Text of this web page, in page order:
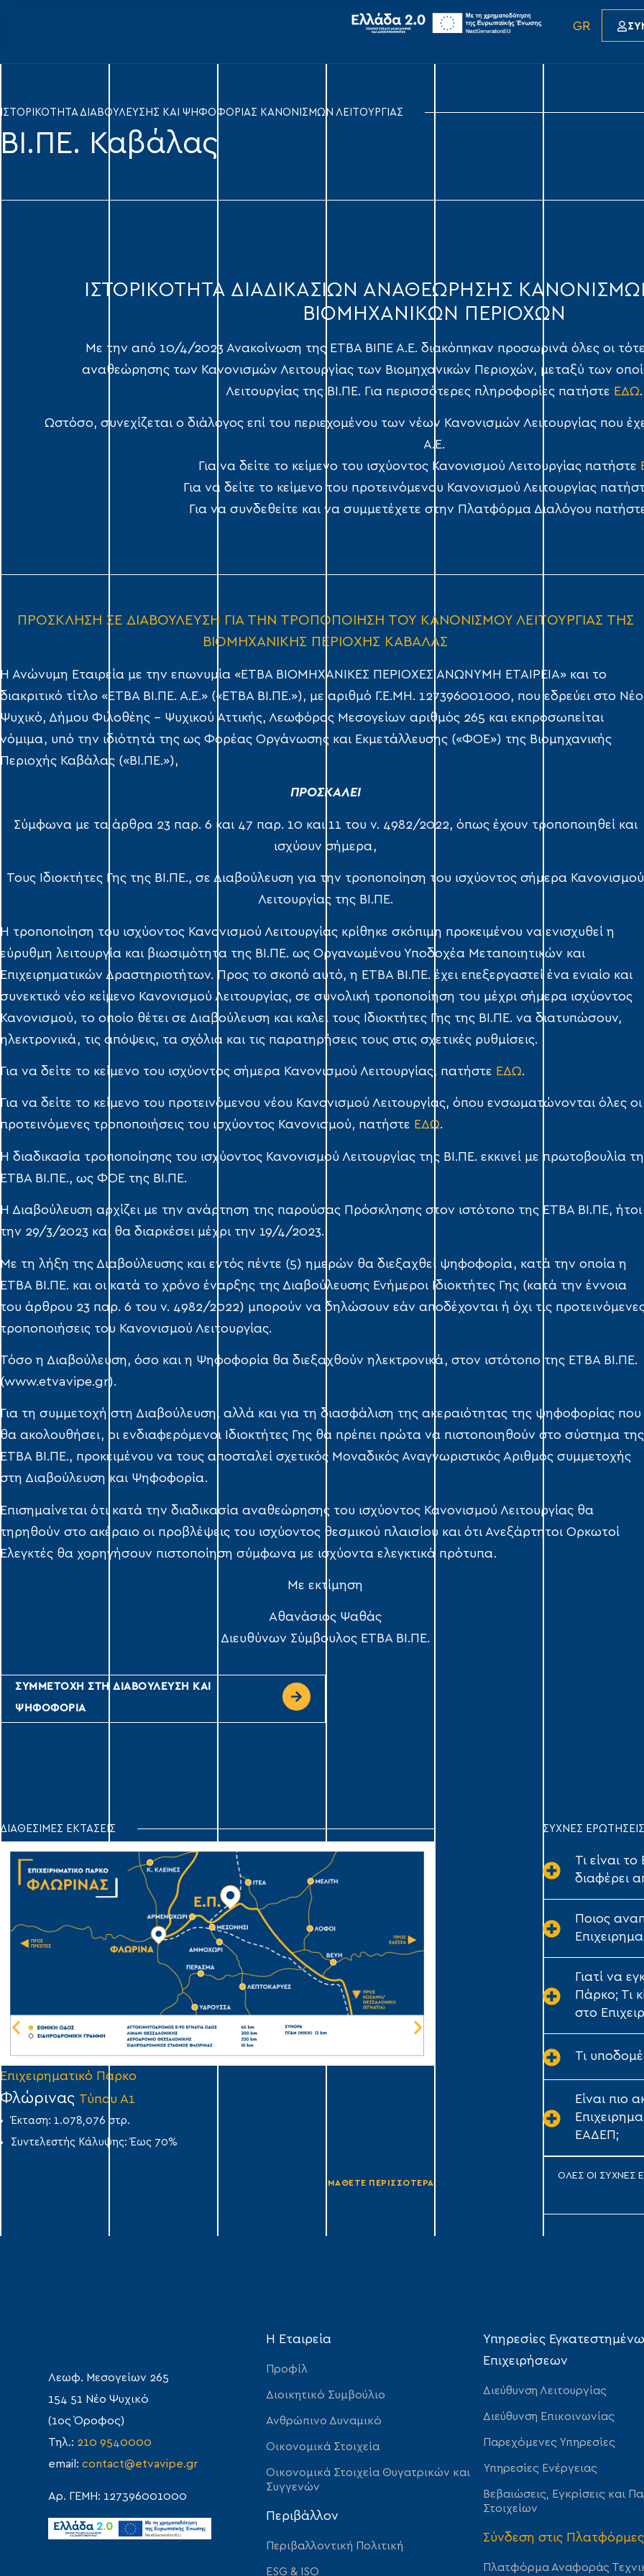
GR
ΙΣΤΟΡΙΚΟΤΗΤΑ ΔΙΑΒΟΥΛΕΥΣΗΣ ΚΑΙ ΨΗΦΟΦΟΡΙΑΣ ΚΑΝΟΝΙΣΜΩΝ ΛΕΙΤΟΥΡΓΙΑΣ
ΒΙ.ΠΕ. Καβάλας
ΙΣΤΟΡΙΚOTHTA ΔΙΑΔΙΚΑΣΙΩΝ ΑΝΑΘΕΩΡΗΣΗΣ
ΒΙΟΜΗΧΑΝΙΚΩΝ ΠΕΡΙΟΧΩΝ
Με την από 10/4/2023 Ανακοίνωση της ΕΤΒΑ ΒΙΠΕ Α.Ε. διακόπηκαν προσωρινά όλες οι τότε
αναθεώρησης των Κανονισμών Λειτουργίας των Βιομηχανικών Περιοχών, μεταξύ των
Λειτουργίας της ΒΙ.ΠΕ. Για περισσότερες πληροφορίες πατήστε ΕΔΩ.
Ωστόσο, συνεχίζεται ο διάλογος επί του περιεχομένου των νέων Κανονισμών Λειτουργίας που
Α.Ε.
Για να δείτε το κείμενο του ισχύοντος Κανονισμού Λειτουργίας πατήστε
Για να δείτε το κείμενο του προτεινόμενου Κανονισμού Λειτουργίας
Για να συνδεθείτε και να συμμετέχετε στην Πλατφόρμα Διαλόγου
ΠΡΟΣΚΛΗΣΗ ΣΕ ΔΙΑΒΟΥΛΕΥΣΗ ΓΙΑ ΤΗΝ ΤΡΟΠΟΠΟΙΗΣΗ ΤΟΥ ΚΑΝΟΝΙΣΜΟΥ ΛΕΙΤΟΥΡΓΙΑΣ ΤΗΣ
ΒΙΟΜΗΧΑΝΙΚΗΣ ΠΕΡΙΟΧΗΣ ΚΑΒΑΛΑΣ
Η Ανώνυμη Εταιρεία με την επωνυμία «ΕΤΒΑ ΒΙΟΜΗΧΑΝΙΚΕΣ ΠΕΡΙΟΧΕΣ ΑΝΩΝΥΜΗ ΕΤΑΙΡΕΙΑ» και το
διακριτικό τίτλο «ΕΤΒΑ ΒΙ.ΠΕ. Α.Ε.» («ΕΤΒΑ ΒΙ.ΠΕ.»), με αριθμό Γ.Ε.ΜΗ. 127396001000, που εδρεύει στο Νέο
Ψυχικό, Δήμου Φιλοθέης – Ψυχικού Αττικής, Λεωφόρος Μεσογείων αριθμός 265 και εκπροσωπείται
νόμιμα, υπό την ιδιότητά της ως Φορέας Οργάνωσης και Εκμετάλλευσης («ΦΟΕ») της Βιομηχανικής
Περιοχής Καβάλας («ΒΙ.ΠΕ.»),
ΠΡΟΣΚΑΛΕΙ
Σύμφωνα με τα άρθρα 23 παρ. 6 και 47 παρ. 10 και 11 του ν. 4982/2022, όπως έχουν τροποποιηθεί και
ισχύουν σήμερα,
Τους Ιδιοκτήτες Γης της ΒΙ.ΠΕ., σε Διαβούλευση για την τροποποίηση του ισχύοντος σήμερα Κανονισμού
Λειτουργίας της ΒΙ.ΠΕ.
Η τροποποίηση του ισχύοντος Κανονισμού Λειτουργίας κρίθηκε σκόπιμη προκειμένου να ενισχυθεί η
εύρυθμη λειτουργία και βιωσιμότητα της ΒΙ.ΠΕ. ως Οργανωμένου Υποδοχέα Μεταποιητικών και
Επιχειρηματικών Δραστηριοτήτων. Προς το σκοπό αυτό, η ΕΤΒΑ ΒΙ.ΠΕ. έχει επεξεργαστεί ένα ενιαίο και
συνεκτικό νέο κείμενο Κανονισμού Λειτουργίας, σε συνολική τροποποίηση του μέχρι σήμερα ισχύοντος
Κανονισμού, το οποίο θέτει σε Διαβούλευση και καλεί τους Ιδιοκτήτες Γης της ΒΙ.ΠΕ. να διατυπώσουν,
ηλεκτρονικά, τις απόψεις, τα σχόλια και τις παρατηρήσεις τους στις σχετικές ρυθμίσεις.
Για να δείτε το κείμενο του ισχύοντος σήμερα Κανονισμού Λειτουργίας, πατήστε ΕΔΩ.
Για να δείτε το κείμενο του προτεινόμενου νέου Κανονισμού Λειτουργίας, όπου ενσωματώνονται όλες οι
προτεινόμενες τροποποιήσεις του ισχύοντος Κανονισμού, πατήστε ΕΔΩ.
Η διαδικασία τροποποίησης του ισχύοντος Κανονισμού Λειτουργίας της ΒΙ.ΠΕ. εκκινεί με πρωτοβουλία
ΕΤΒΑ ΒΙ.ΠΕ., ως ΦΟΕ της ΒΙ.ΠΕ.
Η Διαβούλευση αρχίζει με την ανάρτηση της παρούσας Πρόσκλησης στον ιστότοπο της ΕΤΒΑ ΒΙ.ΠΕ, ήτοι
την 29/3/2023 και θα διαρκέσει μέχρι την 19/4/2023.
Με τη λήξη της Διαβούλευσης και εντός πέντε (5) ημερών θα διεξαχθεί ψηφοφορία, κατά την οποία η
ΕΤΒΑ ΒΙ.ΠΕ. και οι κατά το χρόνο έναρξης της Διαβούλευσης Ενήμεροι Ιδιοκτήτες Γης (κατά την έννοια
του άρθρου 23 παρ. 6 του ν. 4982/2022) μπορούν να δηλώσουν εάν αποδέχονται ή όχι τις
τροποποιήσεις του Κανονισμού Λειτουργίας.
Τόσο η Διαβούλευση, όσο και η Ψηφοφορία θα διεξαχθούν ηλεκτρονικά, στον ιστότοπο της ΕΤΒΑ ΒΙ.ΠΕ.
(www.etvavipe.gr).
Για τη συμμετοχή στη Διαβούλευση, αλλά και για τη διασφάλιση της ακεραιότητας της ψηφοφορίας που
θα ακολουθήσει, οι ενδιαφερόμενοι Ιδιοκτήτες Γης θα πρέπει πρώτα να πιστοποιηθούν στο σύστημα της
ΕΤΒΑ ΒΙ.ΠΕ., προκειμένου να τους αποσταλεί σχετικός Μοναδικός Αναγνωριστικός Αριθμός συμμετοχής
στη Διαβούλευση και Ψηφοφορία.
Επισημαίνεται ότι κατά την διαδικασία αναθεώρησης του ισχύοντος Κανονισμού Λειτουργίας θα
τηρηθούν στο ακέραιο οι προβλέψεις του ισχύοντος θεσμικού πλαισίου και ότι Ανεξάρτητοι Ορκωτοί
Ελεγκτές θα χορηγήσουν πιστοποίηση σύμφωνα με ισχύοντα ελεγκτικά πρότυπα.
Με εκτίμηση
Αθανάσιος Ψαθάς
Διευθύνων Σύμβουλος ΕΤΒΑ ΒΙ.ΠΕ.
ΣΥΜΜΕΤΟΧΗ ΣΤΗ ΔΙΑΒΟΥΛΕΥΣΗ ΚΑΙ
ΨΗΦΟΦΟΡΙΑ
ΔΙΑΘΕΣΙΜΕΣ ΕΚΤΑΣΕΙΣ
Επιχειρηματικό Πάρκο
Φλώρινας Τύπου Α1
Έκταση: 1.078,076 στρ.
Συντελεστής Κάλυψης: Έως 70%
ΜΑΘΕΤΕ ΠΕΡΙΣΣΟΤΕΡΑ
Επιχειρηματικό Πάρκο
Έκταση: 1.640,282 στρ.
Συντελεστής Κάλυψης: Έως 70%
ΣΥΧΝΕΣ ΕΡΩΤΗΣΕΙΣ
Τι είναι
διαφέρει
Ποιος
Γιατί να
Πάρκο; Τι
στο
Τι
Είναι πιο
ΕΑΔΕΠ;
ΟΛΕΣ ΟΙ ΣΥΧΝΕΣ
Λεωφ. Μεσογείων 265
154 51 Νέο Ψυχικό
(1ος Όροφος)
Τηλ.: 210 9540000
email:contact@etvavipe.gr
Αρ. ΓΕΜΗ: 127396001000
Η Εταιρεία
Προφίλ
Διοικητικό Συμβούλιο
Ανθρώπινο Δυναμικό
Οικονομικά Στοιχεία
Οικονομικά Στοιχεία Θυγατρικών και
Συγγενών
Περιβάλλον
Περιβαλλοντική Πολιτική
ESG & ISO
Υπηρεσίες
Επιχειρήσεων
Διεύθυνση Λειτουργίας
Διεύθυνση Επικοινωνίας
Παρεχόμενες Υπηρεσίες
Υπηρεσίες Ενέργειας
Βεβαιώσεις, Εγκρίσεις και
Στοιχείων
Σύνδεση στις Πλατφόρμες
Πλατφόρμα Αναφοράς